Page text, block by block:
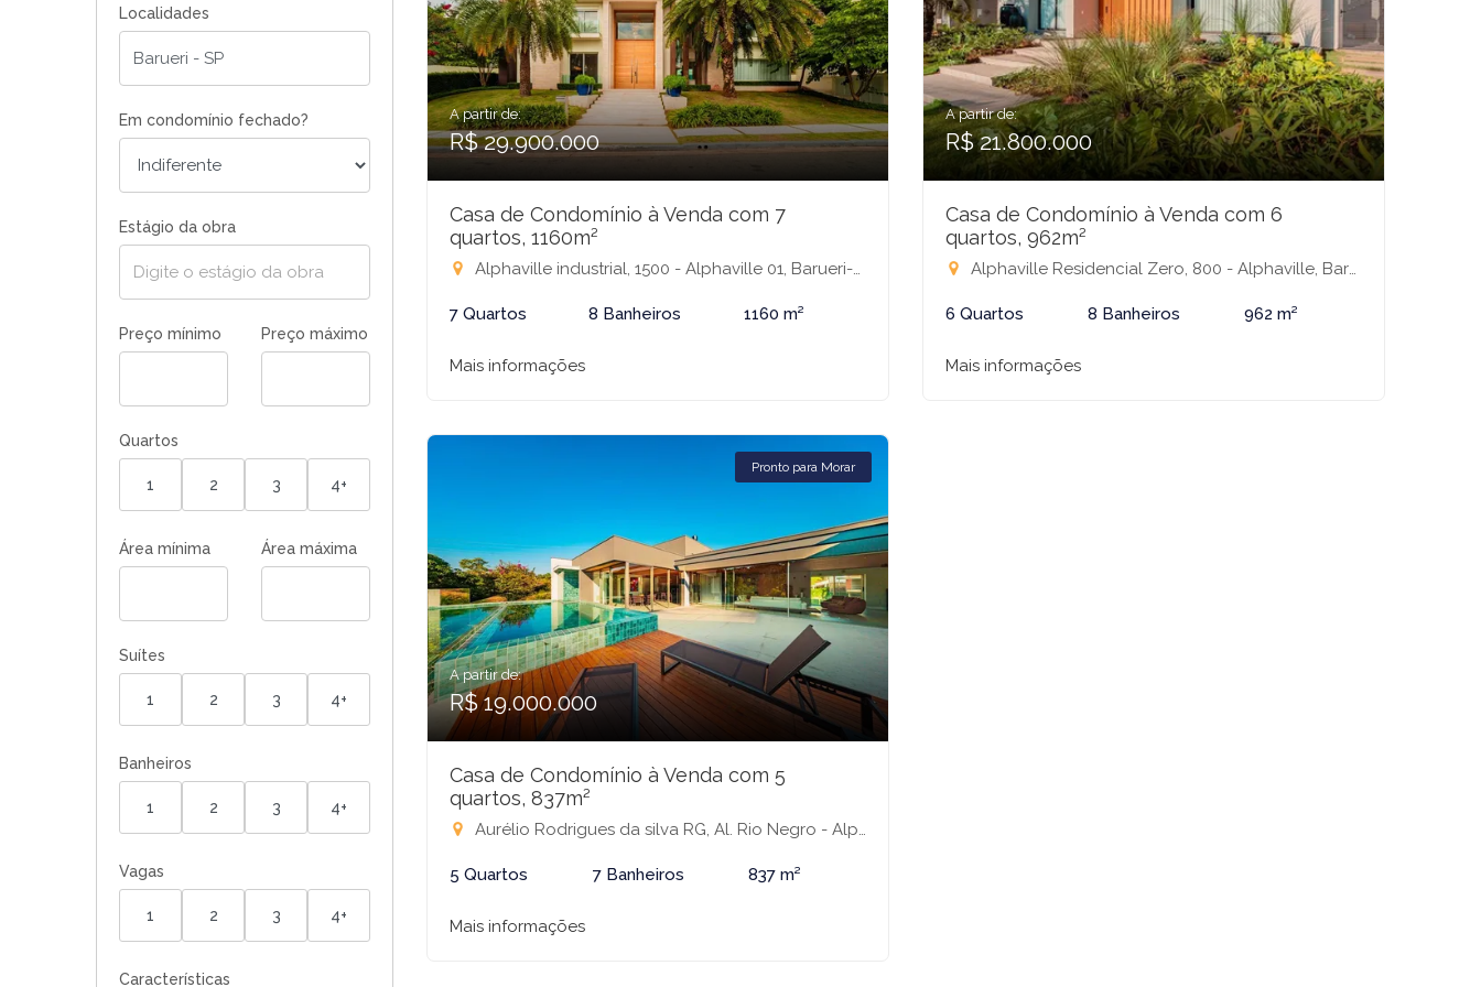
Localidades
Em condomínio fechado?
Estágio da obra
Preço mínimo Preço máximo
Quartos
1 2 3 4+
Área mínima Área máxima
Suítes
1 2 3 4+
Banheiros
1 2 3 4+
Vagas
1 2 3 4+
Características
A partir de:
R$ 29.900.000
Casa de Condomínio à Venda com 7
quartos, 1160m²
Alphaville industrial, 1500 - Alphaville 01, Barueri-SP
7 Quartos 8 Banheiros 1160 m²
Mais informações
A partir de:
R$ 21.800.000
Casa de Condomínio à Venda com 6
quartos, 962m²
Alphaville Residencial Zero, 800 - Alphaville, Barueri-SP
6 Quartos 8 Banheiros 962 m²
Mais informações
Pronto para Morar
A partir de:
R$ 19.000.000
Casa de Condomínio à Venda com 5
quartos, 837m²
Aurélio Rodrigues da silva RG, Al. Rio Negro - Alphaville industrial, SN - Alphaville 01, Barueri-SP
5 Quartos 7 Banheiros 837 m²
Mais informações